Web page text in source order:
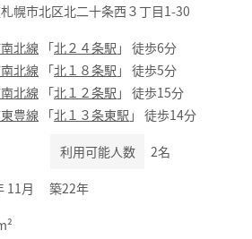
幌市北区北二十条西３丁目1-30
北線 「北２４条駅 」 徒歩6分
北線 「北１８条駅 」 徒歩5分
北線 「北１２条駅 」 徒歩15分
豊線 「北１３条東駅 」 徒歩14分
利用可能人数 2名
11月 築22年